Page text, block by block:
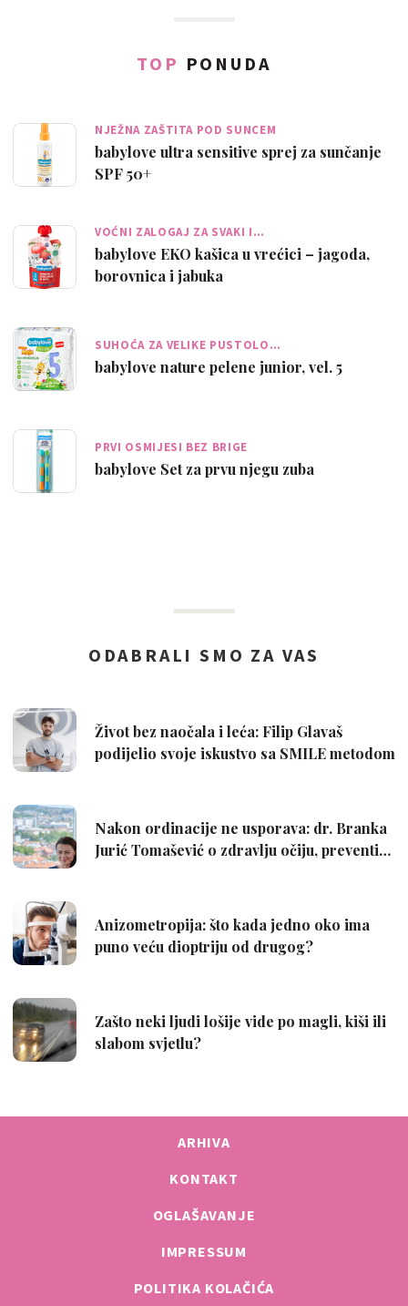
TOP PONUDA
NJEŽNA ZAŠTITA POD SUNCEM
babylove ultra sensitive sprej za sunčanje
SPF 50+
VOĆNI ZALOGAJ ZA SVAKI I…
babylove EKO kašica u vrećici – jagoda,
borovnica i jabuka
SUHOĆA ZA VELIKE PUSTOLO…
babylove nature pelene junior, vel. 5
PRVI OSMIJESI BEZ BRIGE
babylove Set za prvu njegu zuba
ARHIVA
KONTAKT
OGLAŠAVANJE
IMPRESSUM
POLITIKA KOLAČIĆA